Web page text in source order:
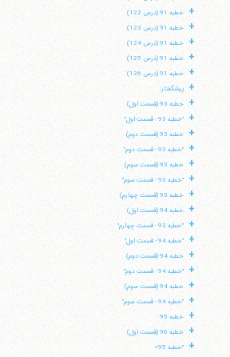
+ خطبه 91 (درس 122)
+ خطبه 91 (درس 123)
+ خطبه 91 (درس 124)
+ خطبه 91 (درس 125)
+ خطبه 91 (درس 126)
+ پیشگفتار:
+ خطبه 93 (قسمت اول)
+ "خطبه 93 - قسمت اول"
+ خطبه 93 (قسمت دوم)
+ "خطبه 93 - قسمت دوم"
+ خطبه 93 (قسمت سوم)
+ "خطبه 93 - قسمت سوم"
+ خطبه 93 (قسمت چهارم)
+ خطبه 94 (قسمت اول)
+ "خطبه 93 - قسمت چهارم"
+ "خطبه 94 - قسمت اول"
+ خطبه 94 (قسمت دوم)
+ "خطبه 94 - قسمت دوم"
+ خطبه 94 (قسمت سوم)
+ "خطبه 94 - قسمت سوم"
+ خطبه 95
+ خطبه 96 (قسمت اول)
+ "خطبه 95»